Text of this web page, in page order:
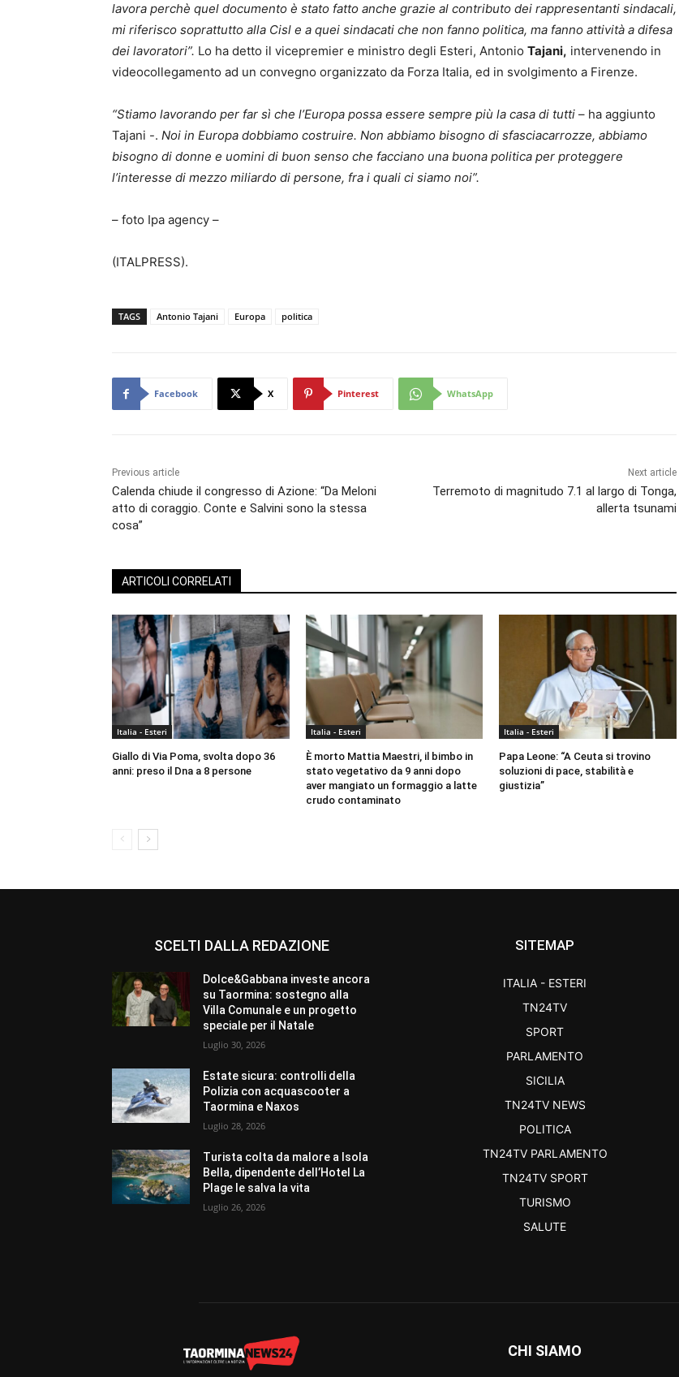
lavora perchè quel documento è stato fatto anche grazie al contributo dei rappresentanti sindacali,
mi riferisco soprattutto alla Cisl e a quei sindacati che non fanno politica, ma fanno attività a difesa
dei lavoratori”. Lo ha detto il vicepremier e ministro degli Esteri, Antonio Tajani, intervenendo in
videocollegamento ad un convegno organizzato da Forza Italia, ed in svolgimento a Firenze.
“Stiamo lavorando per far sì che l’Europa possa essere sempre più la casa di tutti – ha aggiunto
Tajani -. Noi in Europa dobbiamo costruire. Non abbiamo bisogno di sfasciacarrozze, abbiamo
bisogno di donne e uomini di buon senso che facciano una buona politica per proteggere
l’interesse di mezzo miliardo di persone, fra i quali ci siamo noi”.
– foto Ipa agency –
(ITALPRESS).
TAGS Antonio Tajani Europa politica
Facebook X Pinterest WhatsApp
Previous article
Calenda chiude il congresso di Azione: “Da Meloni
atto di coraggio. Conte e Salvini sono la stessa
cosa”
Next article
Terremoto di magnitudo 7.1 al largo di Tonga,
allerta tsunami
ARTICOLI CORRELATI
Italia - Esteri
Giallo di Via Poma, svolta dopo 36
anni: preso il Dna a 8 persone
Italia - Esteri
È morto Mattia Maestri, il bimbo in
stato vegetativo da 9 anni dopo
aver mangiato un formaggio a latte
crudo contaminato
Italia - Esteri
Papa Leone: “A Ceuta si trovino
soluzioni di pace, stabilità e
giustizia”
SCELTI DALLA REDAZIONE
Dolce&Gabbana investe ancora
su Taormina: sostegno alla
Villa Comunale e un progetto
speciale per il Natale
Luglio 30, 2026
Estate sicura: controlli della
Polizia con acquascooter a
Taormina e Naxos
Luglio 28, 2026
Turista colta da malore a Isola
Bella, dipendente dell’Hotel La
Plage le salva la vita
Luglio 26, 2026
SITEMAP
ITALIA - ESTERI
TN24TV
SPORT
PARLAMENTO
SICILIA
TN24TV NEWS
POLITICA
TN24TV PARLAMENTO
TN24TV SPORT
TURISMO
SALUTE
CHI SIAMO